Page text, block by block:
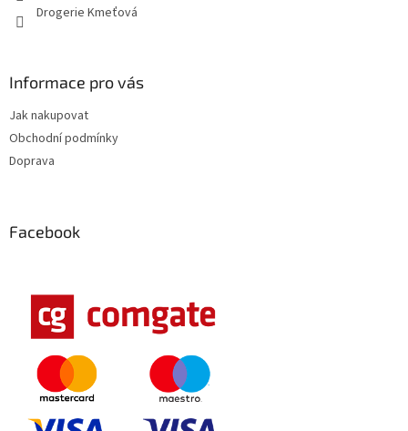
Drogerie Kmeťová
Informace pro vás
Jak nakupovat
Obchodní podmínky
Doprava
Facebook